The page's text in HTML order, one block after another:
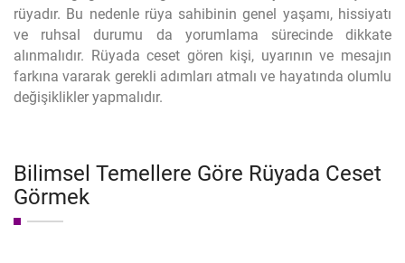
rüyadır. Bu nedenle rüya sahibinin genel yaşamı, hissiyatı
ve ruhsal durumu da yorumlama sürecinde dikkate
alınmalıdır. Rüyada ceset gören kişi, uyarının ve mesajın
farkına vararak gerekli adımları atmalı ve hayatında olumlu
değişiklikler yapmalıdır.
Bilimsel Temellere Göre Rüyada Ceset
Görmek